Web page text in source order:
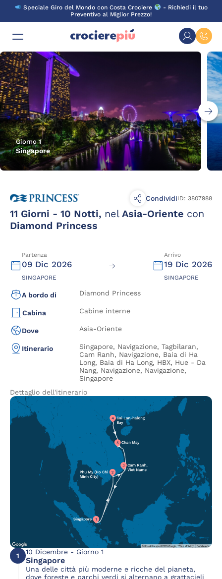
Skip
content
Speciale Giro del Mondo con Costa Crociere
- Richiedi il tuo
Preventivo al Miglior Prezzo!
Giorno 1
Singapore
11 Giorni - 10 Notti, nel Asia-Oriente con
Diamond Princess
CondividiID: 3807988
Partenza
09 Dic 2026
SINGAPORE
Arrivo
19 Dic 2026
SINGAPORE
A bordo di Diamond Princess
Cabina Cabine interne
Dove Asia-Oriente
Itinerario
Singapore, Navigazione, Tagbilaran,
Cam Ranh, Navigazione, Baia di Ha
Long, Baia di Ha Long, HBX, Hue - Da
Nang, Navigazione, Navigazione,
Singapore
Dettaglio dell'itinerario
1 10 Dicembre - Giorno 1
Singapore
Una delle città più moderne e ricche del pianeta,
dove foreste e parchi verdi si alternano a grattacieli